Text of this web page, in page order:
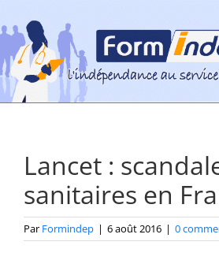
au
contenu
Lancet :
sanitaires en
Par Formindep | 6 août 2016 | 0